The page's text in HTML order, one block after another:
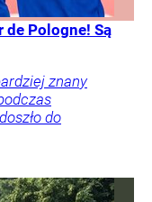
de Pologne! Są
znany
do